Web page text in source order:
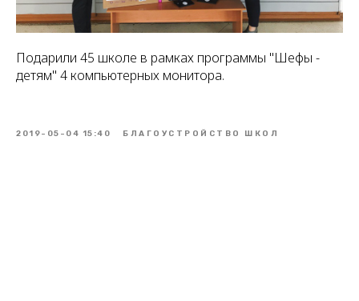
Подарили 45 школе в рамках программы "Шефы -
детям" 4 компьютерных монитора.
2019-05-04 15:40 БЛАГОУСТРОЙСТВО ШКОЛ